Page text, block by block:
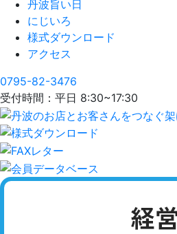
丹波旨い日
にじいろ
様式ダウンロード
アクセス
0795-82-3476
受付時間：平日 8:30~17:30